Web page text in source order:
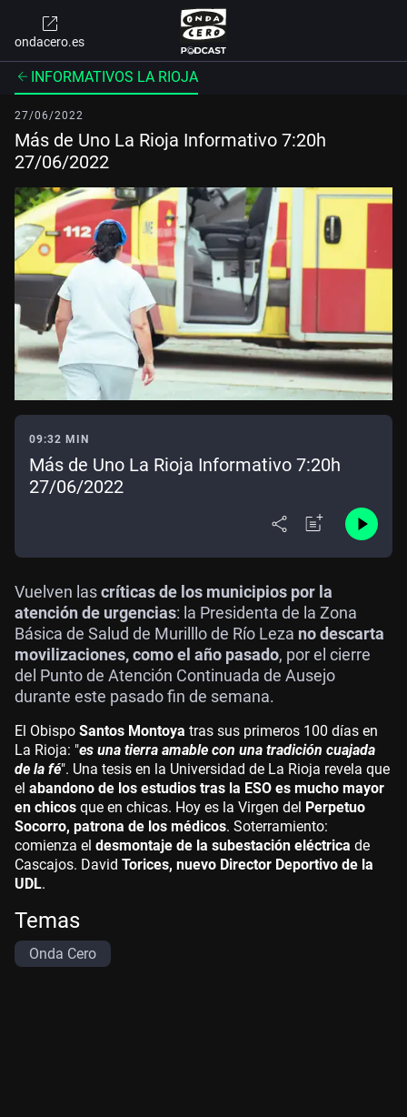
ondacero.es
INFORMATIVOS LA RIOJA
27/06/2022
Más de Uno La Rioja Informativo 7:20h
27/06/2022
09:32 MIN
Más de Uno La Rioja Informativo 7:20h
27/06/2022
Vuelven lascríticas de los municipios por la
atención de urgencias: la Presidenta de la Zona
Básica de Salud de Murilllo de Río Leza no descarta
movilizaciones, como el año pasado, por el cierre
del Punto de Atención Continuada de Ausejo
durante este pasado fin de semana.
El Obispo Santos Montoya tras sus primeros 100 días en
La Rioja: "es una tierra amable con una tradición cuajada
de la fé". Una tesis en la Universidad de La Rioja revela que
el abandono de los estudios tras la ESO es mucho mayor
en chicos que en chicas. Hoy es la Virgen del Perpetuo
Socorro, patrona de los médicos. Soterramiento:
comienza el desmontaje de la subestación eléctrica de
Cascajos. David Torices, nuevo Director Deportivo de la
UDL.
Temas
Onda Cero